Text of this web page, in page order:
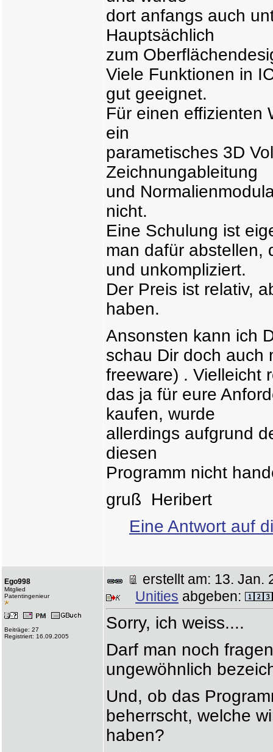
dort anfangs auch
Hauptsächlich
zum
Viele Funktionen in
gut geeignet.
Für einen effizienten
ein
parametisches 3D
Zeichnungableitung
und
nicht.
Eine Schulung ist
man dafür abstellen,
und unkompliziert.
Der Preis ist relativ,
haben.
Ansonsten kann ich
schau Dir doch auch
freeware) . Vielleicht
das ja für eure
kaufen, wurde
allerdings aufgrund
diesen
Programm nicht
gruß Heribert
Eine Antwort auf
Ego998
Mitglied
Patentingenieur
Beiträge: 27
Registriert: 16.09.2005
erstellt am: 13.
Unities abgeben:
Sorry, ich weiss....
Darf man noch
ungewöhnlich
Und, ob das
beherrscht, welche
haben?